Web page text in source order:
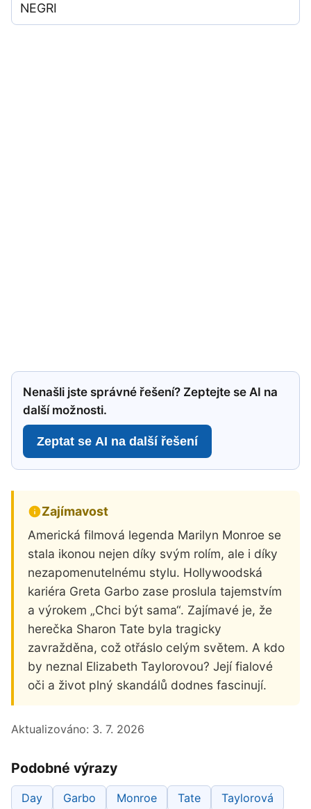
NEGRI
Nenašli jste správné řešení? Zeptejte se AI na
další možnosti.
Zeptat se AI na další řešení
Zajímavost
Americká filmová legenda Marilyn Monroe se
stala ikonou nejen díky svým rolím, ale i díky
nezapomenutelnému stylu. Hollywoodská
kariéra Greta Garbo zase proslula tajemstvím
a výrokem „Chci být sama“. Zajímavé je, že
herečka Sharon Tate byla tragicky
zavražděna, což otřáslo celým světem. A kdo
by neznal Elizabeth Taylorovou? Její fialové
oči a život plný skandálů dodnes fascinují.
Aktualizováno: 3. 7. 2026
Podobné výrazy
Day Garbo Monroe Tate Taylorová